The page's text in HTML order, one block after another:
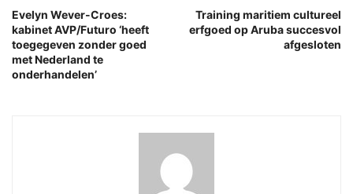
Evelyn Wever-Croes:
kabinet AVP/Futuro ‘heeft
toegegeven zonder goed
met Nederland te
onderhandelen’
Training maritiem cultureel
erfgoed op Aruba succesvol
afgesloten